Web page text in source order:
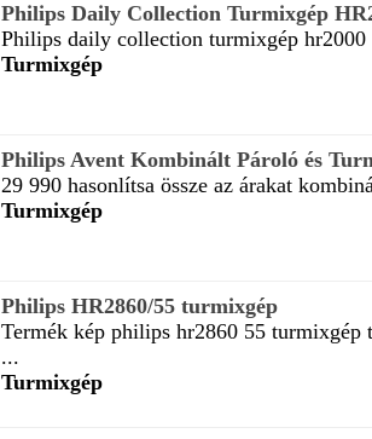
Philips Daily Collection Turmixgép
Philips daily collection turmixgép hr2000
Turmixgép
Philips Avent Kombinált Pároló és
29 990 hasonlítsa össze az árakat
Turmixgép
Philips HR2860/55 turmixgép
Termék kép philips hr2860 55 turmixgép
...
Turmixgép